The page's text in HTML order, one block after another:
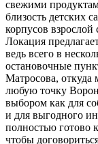
свежими
близость детских
корпусов
Локация
ведь всего в
остановочные
Матросова, откуда
любую точку
выбором как для
и для выгодного
полностью готово
чтобы